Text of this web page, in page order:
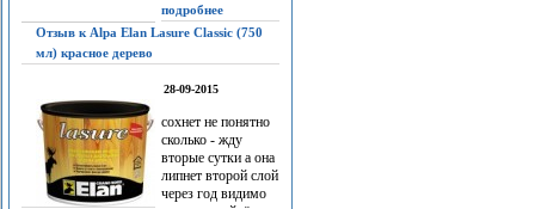
подробнее
Отзыв к Alpa Elan Lasure Classic (750
мл) красное дерево
28-09-2015
сохнет не понятно
сколько - жду
вторые сутки а она
липнет второй слой
через год видимо